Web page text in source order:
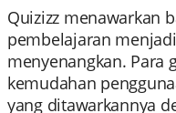
Quizizz menawarkan
pembelajaran
menyenangkan. Para
kemudahan
yang ditawarkannya